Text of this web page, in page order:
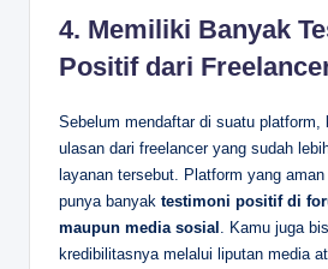
4. Memiliki Banyak
Positif dari
Sebelum mendaftar di suatu platform,
ulasan dari freelancer yang sudah
layanan tersebut. Platform yang
punya banyak testimoni positif di
maupun media sosial . Kamu juga
kredibilitasnya melalui liputan media